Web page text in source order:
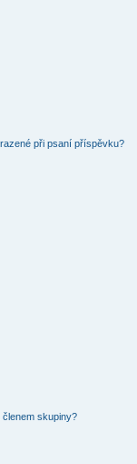
při psaní příspěvku?
skupiny?